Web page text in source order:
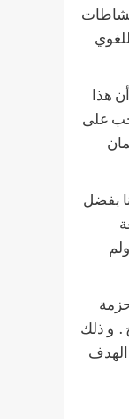
و أن هذا
على
بفضل
. و ذلك